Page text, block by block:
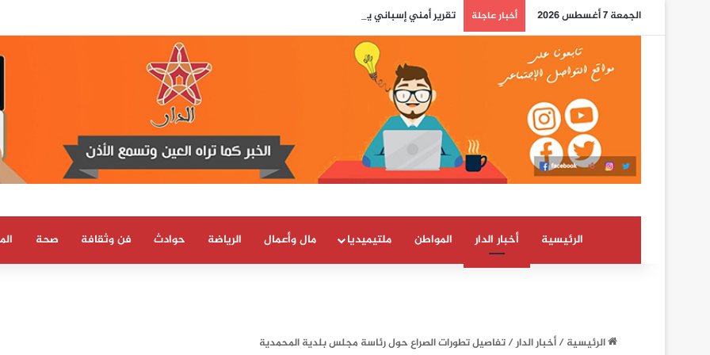
الجمعة 7 أغسطس 2026 أخبار عاجلة تقرير أمني إسباني يسلط الضوء على دور جزائري في التنسيق الرقمي لأحداث سبتة..
الرئيسية أخبار الدار المواطن ملتيميديا مال وأعمال الرياضة حوادث فن وثقافة صحة
الرئيسية/أخبار الدار/تفاصيل تطورات الصراع حول رئاسة مجلس بلدية المحمدية